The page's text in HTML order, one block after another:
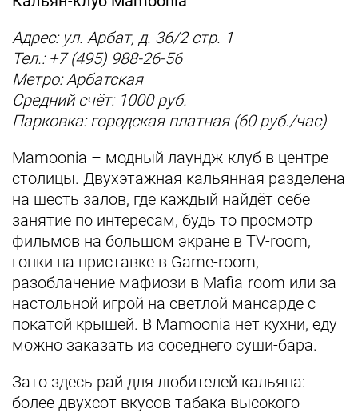
Адрес: ул. Арбат, д. 36/2 стр. 1
Тел.: +7 (495) 988-26-56
Метро: Арбатская
Средний счёт: 1000 руб.
Парковка: городская платная (60 руб./час)
Mamoonia – модный лаундж-клуб в центре
столицы. Двухэтажная кальянная разделена
на шесть залов, где каждый найдёт себе
занятие по интересам, будь то просмотр
фильмов на большом экране в TV-room,
гонки на приставке в Game-room,
разоблачение мафиози в Mafia-room или за
настольной игрой на светлой мансарде с
покатой крышей. В Mamoonia нет кухни, еду
можно заказать из соседнего суши-бара.
Зато здесь рай для любителей кальяна:
более двухсот вкусов табака высокого